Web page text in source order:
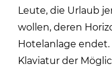
Leute, die Urlaub
wollen, deren
Hotelanlage
Klaviatur der